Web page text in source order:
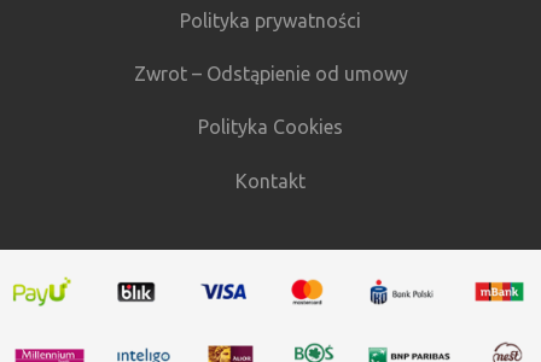
Polityka prywatności
Zwrot – Odstąpienie od umowy
Polityka Cookies
Kontakt